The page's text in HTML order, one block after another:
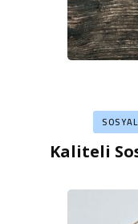
Kaliteli